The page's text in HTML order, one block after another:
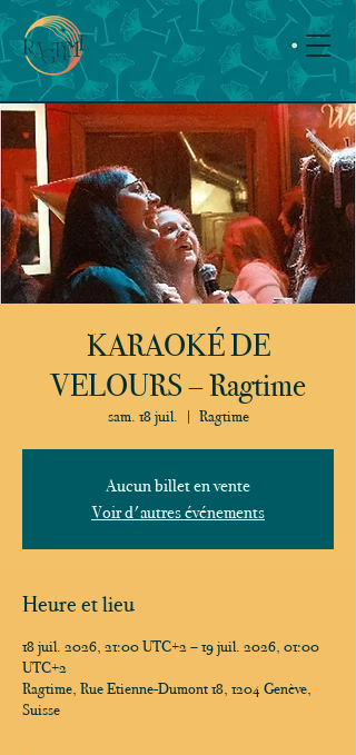
KARAOKÉ DE
VELOURS – Ragtime
sam. 18 juil.
  |
Ragtime
Aucun billet en vente
Voir d'autres événements
Heure et lieu
18 juil. 2026, 21:00 UTC+2 – 19 juil. 2026, 01:00
UTC+2
Ragtime, Rue Etienne-Dumont 18, 1204 Genève,
Suisse